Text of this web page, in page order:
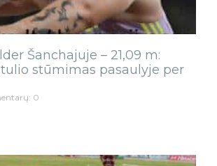
Šanchajuje – 21,09 m:
stūmimas pasaulyje per
0